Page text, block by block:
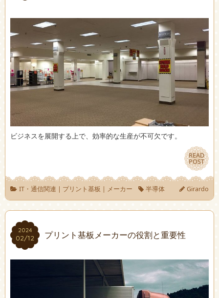
ビジネスを展開する上で、効率的な生産が不可欠です。
READ
POST
READ
POST
IT・通信関連 | プリント基板| メーカー 半導体 Girardo
2024
02/12
2024
02/12 プリント基板メーカーの役割と重要性